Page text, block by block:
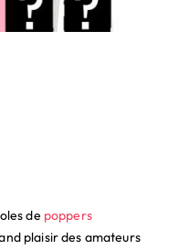
de poppers
plaisir des amateurs